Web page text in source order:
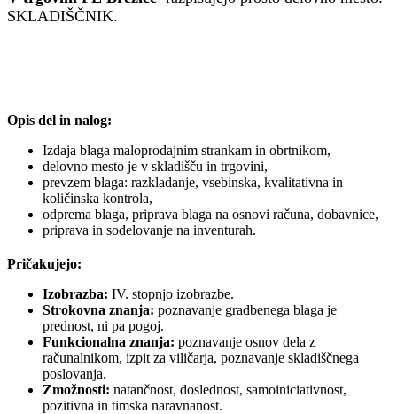
SKLADIŠČNIK.
Opis del in nalog:
Izdaja blaga maloprodajnim strankam in obrtnikom,
delovno mesto je v skladišču in trgovini,
prevzem blaga: razkladanje, vsebinska, kvalitativna in
količinska kontrola,
odprema blaga, priprava blaga na osnovi računa, dobavnice,
priprava in sodelovanje na inventurah.
Pričakujejo:
Izobrazba: IV. stopnjo izobrazbe.
Strokovna znanja: poznavanje gradbenega blaga je
prednost, ni pa pogoj.
Funkcionalna znanja: poznavanje osnov dela z
računalnikom, izpit za viličarja, poznavanje skladiščnega
poslovanja.
Zmožnosti: natančnost, doslednost, samoiniciativnost,
pozitivna in timska naravnanost.